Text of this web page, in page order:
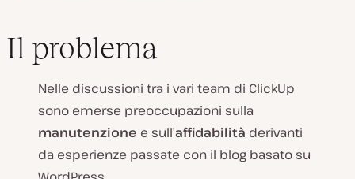
Il problema
Nelle discussioni tra i vari team di ClickUp
sono emerse preoccupazioni sulla
manutenzione e sull’affidabilità derivanti
da esperienze passate con il blog basato su